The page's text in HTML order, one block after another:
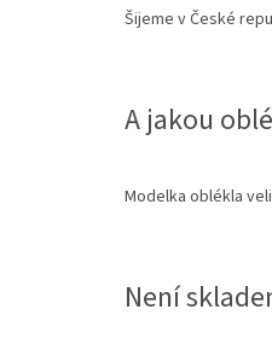
Šijeme v České
A jakou
Modelka oblékla
Není